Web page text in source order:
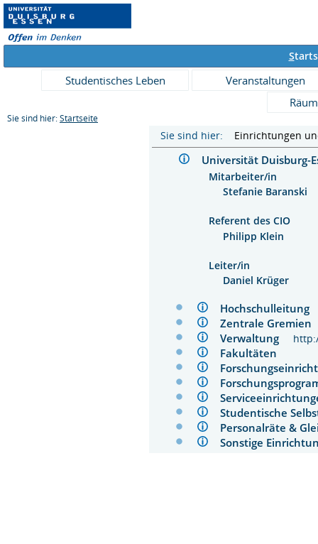
S
Studentisches Leben
Veranstaltungen
Sie sind hier: Startseite
Sie sind hier: Einrichtungen
Universität
Mitarbeiter/in
Stefanie Baranski
Referent des CIO
Philipp Klein
Leiter/in
Daniel Krüger
Zentrale
Verwaltung
Fakultäten
Studentische
Personalräte &
Sonstige